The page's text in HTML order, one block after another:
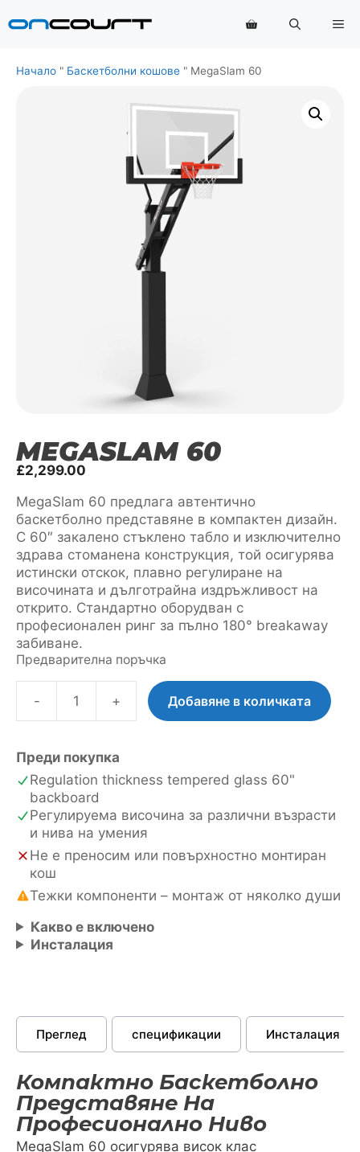
към
Начало " Баскетболни кошове " MegaSlam 60
MEGASLAM 60
£2,299.00
MegaSlam 60 предлага автентично
баскетболно представяне в компактен дизайн.
С 60″ закалено стъклено табло и изключително
здрава стоманена конструкция, той осигурява
истински отскок, плавно регулиране на
височината и дълготрайна издръжливост на
открито. Стандартно оборудван с
професионален ринг за пълно 180° breakaway
забиване.
Предварителна поръчка
-
количество
за
+ Добавяне в количката
Преди покупка
Regulation thickness tempered glass 60"
backboard
Регулируема височина за различни възрасти
и нива на умения
Не е преносим или повърхностно монтиран
кош
Тежки компоненти – монтаж от няколко души
Какво е включено
Инсталация
Преглед спецификации Инсталация
Компактно Баскетболно
Представяне На
Професионално Ниво
MegaSlam 60 осигурява висок клас